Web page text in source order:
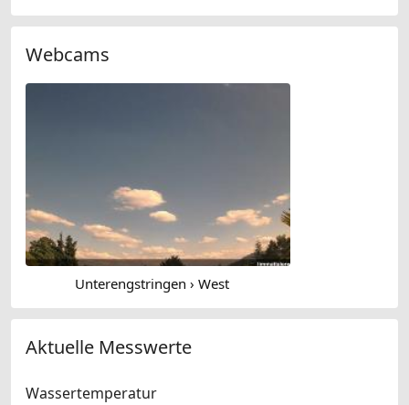
Webcams
Unterengstringen › West
Aktuelle Messwerte
Wassertemperatur